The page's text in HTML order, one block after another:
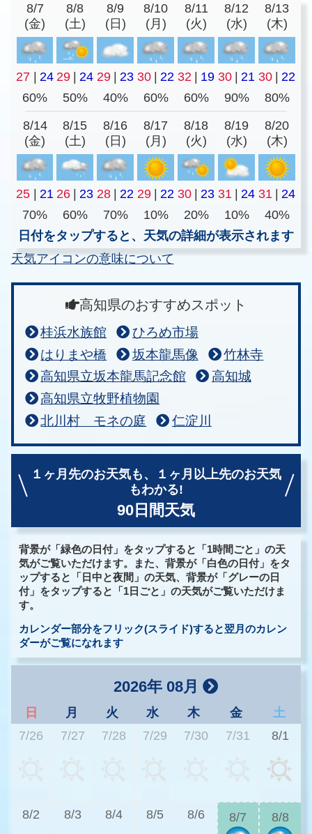
8/7
(金)
8/8
(土)
8/9
(日)
8/10
(月)
8/11
(火)
8/12
(水)
8/13
(木)
27 | 24 29 | 24 29 | 23 30 | 22 32 | 19 30 | 21 30 | 22
60%
50% 40% 60% 60% 90% 80%
8/14
(金)
8/15
(土)
8/16
(日)
8/17
(月)
8/18
(火)
8/19
(水)
8/20
(木)
25 | 21 26 | 23 28 | 22 29 | 22 30 | 23 31 | 24 31 | 24
70%
60% 70% 10% 20% 10%
40%
日付をタップすると、天気の詳細が表示されます
天気アイコンの意味について
高知県のおすすめスポット
桂浜水族館
ひろめ市場
はりまや橋
坂本龍馬像
竹林寺
高知県立坂本龍馬記念館
高知城
高知県立牧野植物園
北川村 モネの庭
仁淀川
１ヶ月先のお天気も、
１ヶ月以上先のお天気
もわかる!
90日間天気
背景が「緑色の日付」をタップすると「1時間ごと」の天
気がご覧いただけます。また、背景が「白色の日付」をタ
ップすると「日中と夜間」の天気、背景が「グレーの日
付」をタップすると「1日ごと」の天気がご覧いただけま
す。
カレンダー部分をフリック(スライド)すると翌月のカレン
ダーがご覧になれます
2026年 08月
日 月 火 水 木 金
土
7/26
7/27 7/28 7/29 7/30 7/31 8/1
8/2 8/3 8/4 8/5 8/6 8/7 8/8